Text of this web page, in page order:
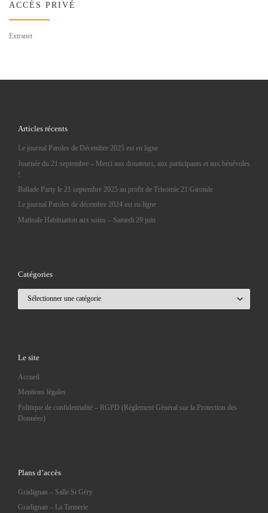
ACCÈS PRIVÉ
Extranet
Articles récents
Le journal Paroles de Décembre 2025 est en ligne
Journée du 21 septembre – Merci aux donateurs, aux participants et aux bénévoles
!
Ballade Party le 21 septembre 2025 au profit de Trisomie 21 Gironde
Le journal Paroles de décembre 2024 est en ligne
Matinale Habituation aux soins – Samedi 29 juin
Catégories
Le site
Accueil
Mentions légales
Politique de confidentialité – RGPD (Règlement Général sur la Protection des
Données)
Plans d’accès
Gradignan – Salle St Géry
Gradignan – La Tannerie